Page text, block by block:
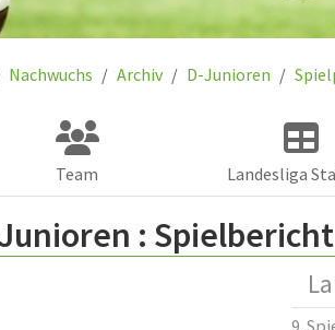
Nachwuchs Archiv D-Junioren
Team Landesliga
: Spielbericht
9.